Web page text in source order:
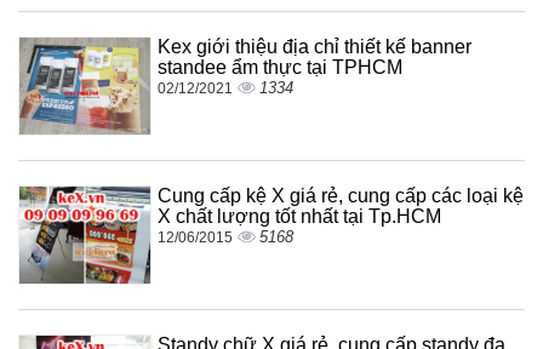
Kex giới thiệu địa chỉ thiết kế banner
standee ẩm thực tại TPHCM
02/12/2021 1334
Cung cấp kệ X giá rẻ, cung cấp các loại kệ
X chất lượng tốt nhất tại Tp.HCM
12/06/2015 5168
Standy chữ X giá rẻ, cung cấp standy đa